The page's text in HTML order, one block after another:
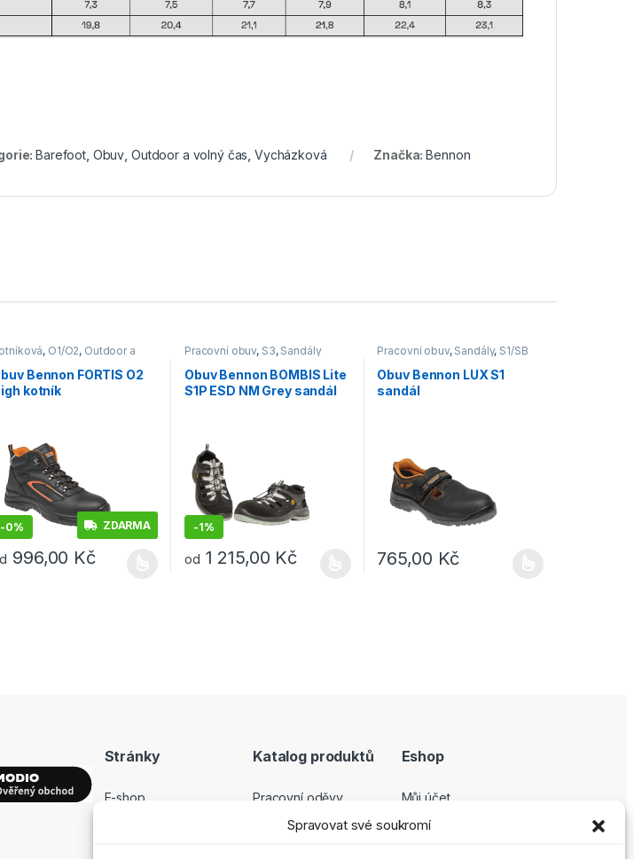
Spravovat své soukromí
Barefoot Obuv Outdoor a volný čas Vycházková Značka:Bennon
, O1/O2, Outdoor a
,
Bennon FORTIS O2
kotník
-0% ZDARMA
996,00 Kč
Pracovní obuv, S3, Sandály
Obuv Bennon BOMBIS Lite
S1P ESD NM Grey sandál
-1%
od 1 215,00 Kč
Pracovní obuv, Sandály, S1/SB
Obuv Bennon LUX S1
sandál
765,00 Kč
Stránky
E-shop
Katalog produktů
Pracovní oděvy
Pracovní obuv
Eshop
Můj účet
Pokladna